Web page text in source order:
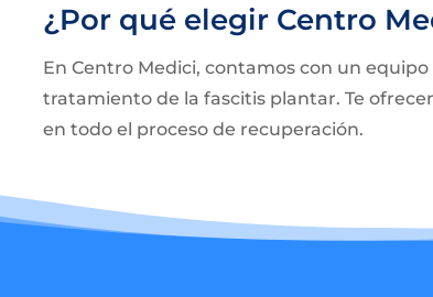
¿Por qué elegir Centro
En Centro Medici, contamos con un
tratamiento de la fascitis plantar. Te
en todo el proceso de recuperación.